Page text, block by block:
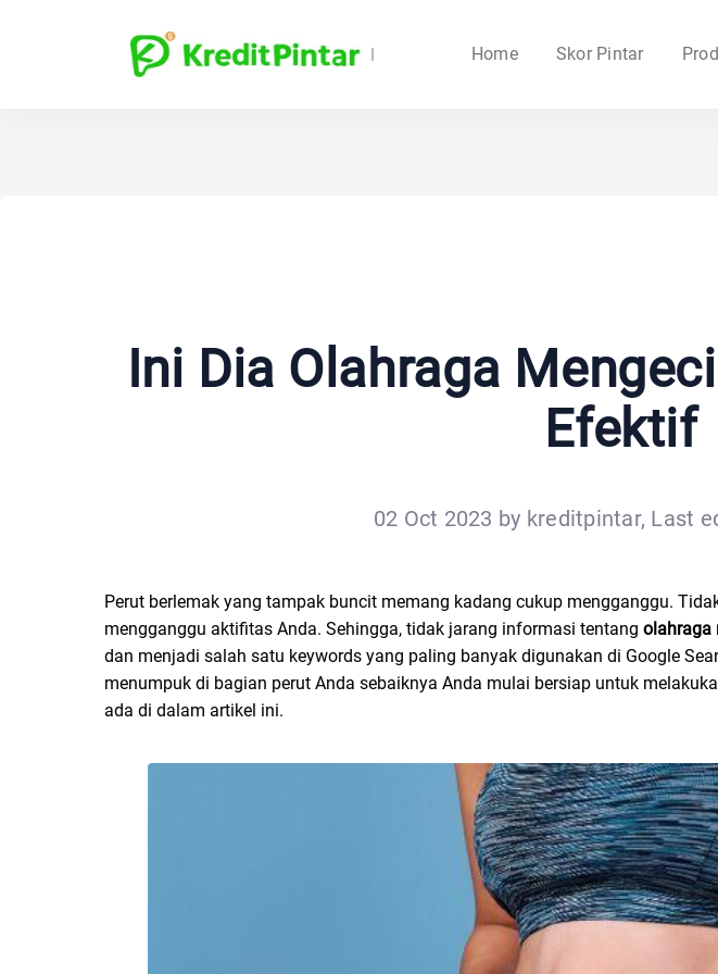
Home Skor Pintar
Ini Dia Olahraga
Efektif
02 Oct 2023 by kreditpintar, Last
Perut berlemak yang tampak buncit memang kadang cukup mengganggu.
mengganggu aktifitas Anda. Sehingga, tidak jarang informasi tentang olahraga
dan menjadi salah satu keywords yang paling banyak digunakan di Google
menumpuk di bagian perut Anda sebaiknya Anda mulai bersiap untuk
ada di dalam artikel ini.